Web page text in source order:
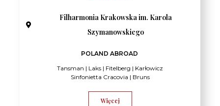
Filharmonia Krakowska im. Karola
Szymanowskiego
POLAND ABROAD
Tansman | Laks | Fitelberg | Karłowicz
Sinfonietta Cracovia | Bruns
Więcej